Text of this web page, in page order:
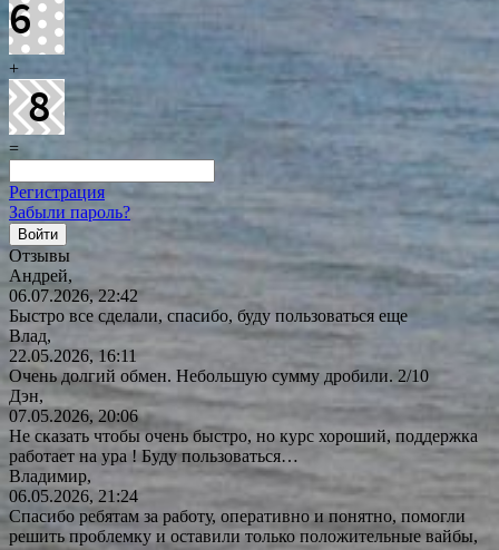
+
=
Регистрация
Забыли пароль?
Отзывы
Андрей,
06.07.2026, 22:42
Быстро все сделали, спасибо, буду пользоваться еще
Влад,
22.05.2026, 16:11
Очень долгий обмен. Небольшую сумму дробили. 2/10
Дэн,
07.05.2026, 20:06
Не сказать чтобы очень быстро, но курс хороший, поддержка
работает на ура ! Будупользоваться…
Владимир,
06.05.2026, 21:24
Спасибо ребятам за работу, оперативно и понятно, помогли
решить проблемку и оставили только положительные вайбы,